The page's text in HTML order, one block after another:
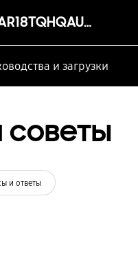
AR18TQHQAURXER
и загрузки
советы
и ответы